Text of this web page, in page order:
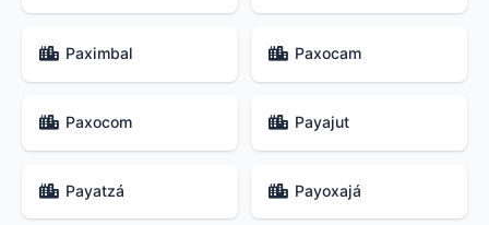
Paximbal Paxocam
Paxocom Payajut
Payatzá Payoxajá